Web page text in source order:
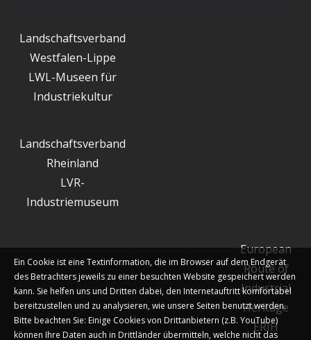
Landschaftsverband
Westfalen-Lippe
LWL-Museen für
Industriekultur
Landschaftsverband
Rheinland
LVR-
Industriemuseum
European
Route of
Industrial
Heritage
ERIH
Ein Cookie ist eine Textinformation, die im Browser auf dem Endgerät
des Betrachters jeweils zu einer besuchten Website gespeichert werden
kann. Sie helfen uns und Dritten dabei, den Internetauftritt komfortabel
bereitzustellen und zu analysieren, wie unsere Seiten benutzt werden.
Bitte beachten Sie: Einige Cookies von Drittanbietern (z.B. YouTube)
können Ihre Daten auch in Drittländer übermitteln, welche nicht das